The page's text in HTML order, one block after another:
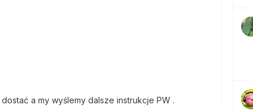
a my wyślemy dalsze instrukcje PW .